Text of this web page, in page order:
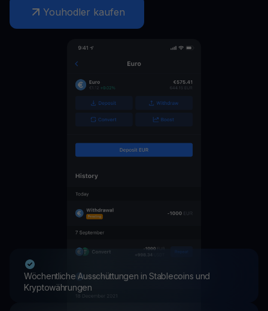
Youhodler kaufen
Wöchentliche Ausschüttungen in Stablecoins und
Kryptowährungen